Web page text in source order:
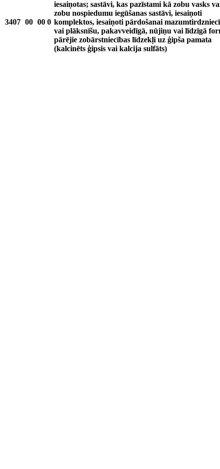
3407 00 00 0
iesaiņotas; sastāvi, kas pazīstami kā zobu vasks
zobu nospiedumu iegūšanas sastāvi, iesaiņoti
komplektos, iesaiņoti pārdošanai
vai plāksnīšu, pakavveidīgā, nūjiņu vai līdzīgā
pārējie zobārstniecības līdzekļi uz ģipša pamata
(kalcinēts ģipsis vai kalcija sulfāts)